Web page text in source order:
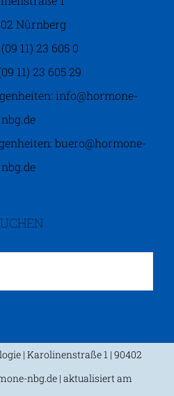
Nürnberg
11) 23 605 0
11) 23 605 29
info@hormone-
nbg.de
buero@hormone-
nbg.de
| Karolinenstraße 1 | 90402
nbg.de | aktualisiert am